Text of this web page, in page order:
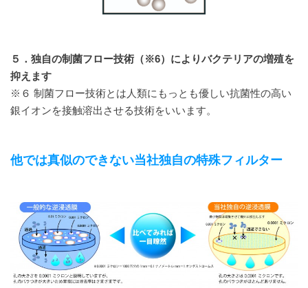
５．独自の制菌フロー技術（※6）によりバクテリアの増殖を
抑えます
※６ 制菌フロー技術とは人類にもっとも優しい抗菌性の高い
銀イオンを接触溶出させる技術をいいます。
他では真似のできない当社独自の特殊フィルター